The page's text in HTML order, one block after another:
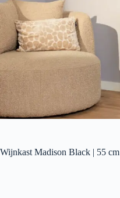
Wijnkast Madison Black | 55 cm